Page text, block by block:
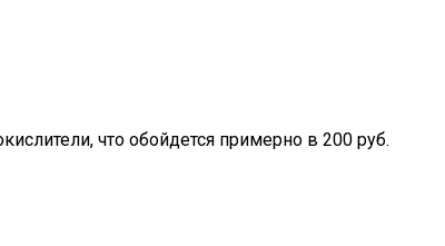
что обойдется примерно в 200 руб.